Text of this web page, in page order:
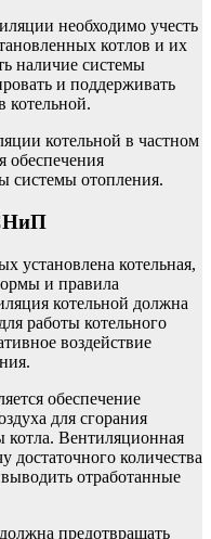
необходимо учесть
котлов и их
наличие системы
и поддерживать
котельной.
котельной в частном
обеспечения
системы отопления.
установлена котельная,
и правила
котельной должна
работы котельного
воздействие
обеспечение
для сгорания
котла. Вентиляционная
достаточного количества
отработанные
предотвращать